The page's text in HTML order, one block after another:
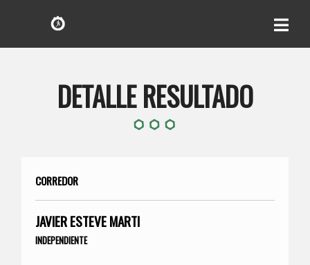
DETALLE RESULTADO
CORREDOR
JAVIER ESTEVE MARTI
INDEPENDIENTE